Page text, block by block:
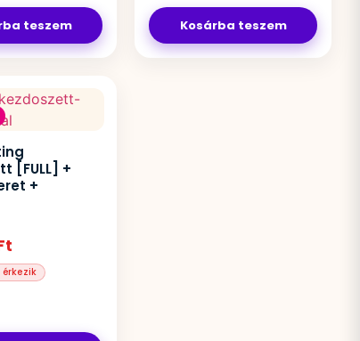
teszem Kosárba teszem
[FULL] +
+